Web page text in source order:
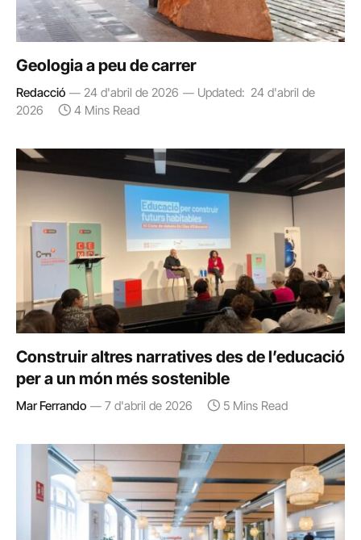
Geologia a peu de carrer
Redacció 24 d'abril de 2026 Updated: 24 d'abril de
2026
4 Mins Read
Construir altres narratives des de l’educació
per a un món més sostenible
Mar Ferrando 7 d'abril de 2026 5 Mins Read